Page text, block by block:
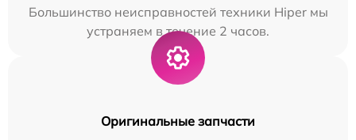
Большинство неисправностей техники Hiper мы
устраняем в течение 2 часов.
Оригинальные запчасти